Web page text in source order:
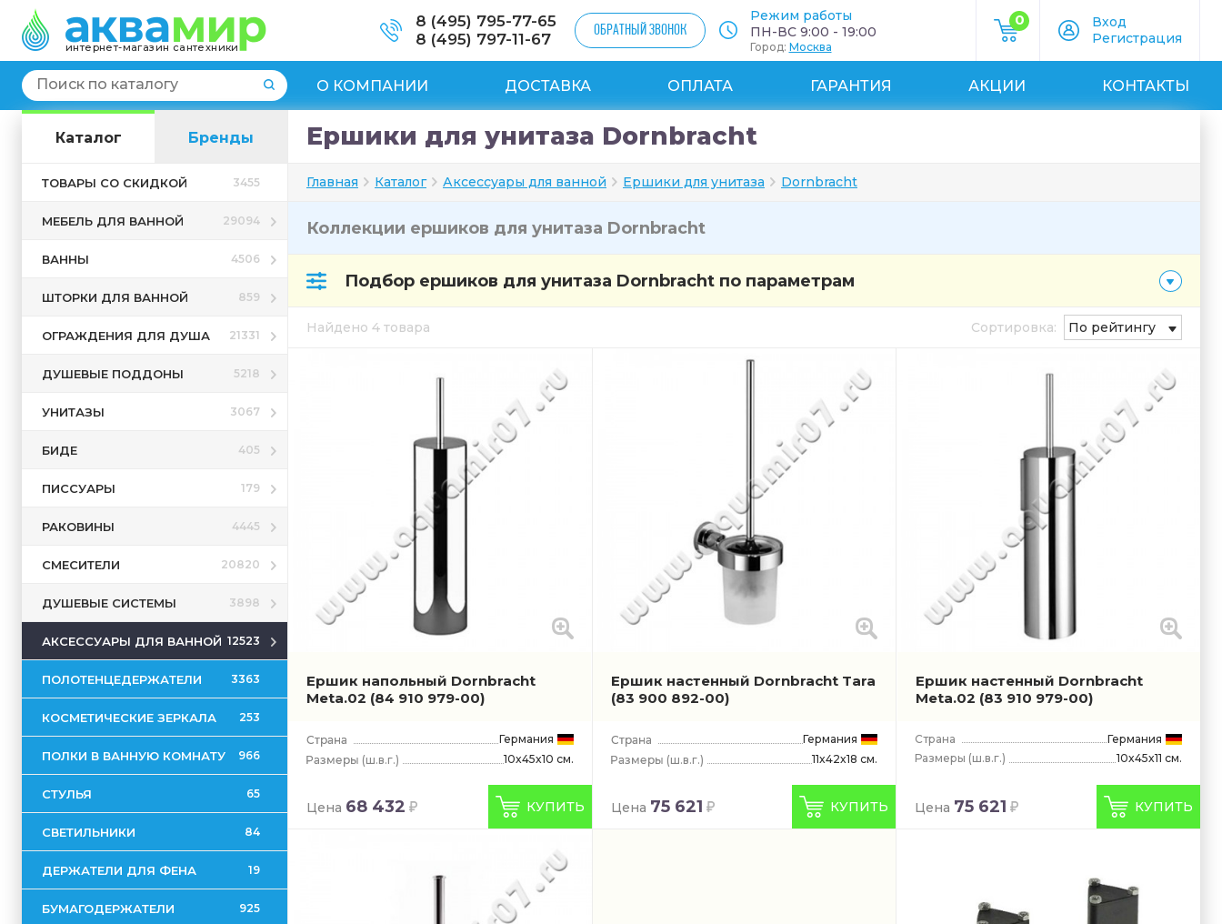
интернет-магазин сантехники
8 (495) 795-77-65
8 (495) 797-11-67
ОБРАТНЫЙ ЗВОНОК
Режим работы
ПН-ВС 9:00 - 19:00
Город: Москва
0
Вход
Регистрация
О КОМПАНИИ ДОСТАВКА ОПЛАТА ГАРАНТИЯ АКЦИИ КОНТАКТЫ
Каталог Бренды
ТОВАРЫ СО СКИДКОЙ 3455
МЕБЕЛЬ ДЛЯ ВАННОЙ 29094
ВАННЫ 4506
ШТОРКИ ДЛЯ ВАННОЙ 859
ОГРАЖДЕНИЯ ДЛЯ ДУША 21331
ДУШЕВЫЕ ПОДДОНЫ 5218
УНИТАЗЫ 3067
БИДЕ 405
ПИССУАРЫ 179
РАКОВИНЫ 4445
СМЕСИТЕЛИ 20820
ДУШЕВЫЕ СИСТЕМЫ 3898
АКСЕССУАРЫ ДЛЯ ВАННОЙ 12523
ПОЛОТЕНЦЕДЕРЖАТЕЛИ 3363
КОСМЕТИЧЕСКИЕ ЗЕРКАЛА 253
ПОЛКИ В ВАННУЮ КОМНАТУ 966
СТУЛЬЯ 65
СВЕТИЛЬНИКИ 84
ДЕРЖАТЕЛИ ДЛЯ ФЕНА 19
БУМАГОДЕРЖАТЕЛИ 925
Ершики для унитаза Dornbracht
Главная Каталог Аксессуары для ванной Ершики для унитаза Dornbracht
Коллекции ершиков для унитаза Dornbracht
Подбор ершиков для унитаза Dornbracht по параметрам
Найдено 4 товара Сортировка: По рейтингу
Ершик напольный Dornbracht
Meta.02 (84 910 979-00)
Германия
(ш.в.г.)
10x45x10 см.
Цена 68 432 КУПИТЬ
Ершик настенный Dornbracht Tara
(83 900 892-00)
Германия
(ш.в.г.)
11x42x18 см.
Цена 75 621 КУПИТЬ
Ершик настенный Dornbracht
Meta.02 (83 910 979-00)
Страна
Германия
Размеры (ш.в.г.) 10x45x11 см.
Цена 75 621 КУПИТЬ